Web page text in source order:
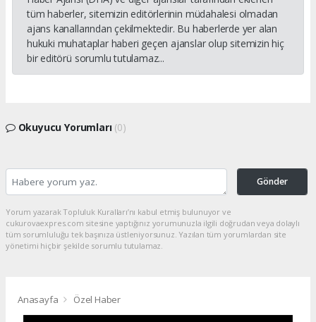
tüm haberler, sitemizin editörlerinin müdahalesi olmadan
ajans kanallarından çekilmektedir. Bu haberlerde yer alan
hukuki muhataplar haberi geçen ajanslar olup sitemizin hiç
bir editörü sorumlu tutulamaz...
Okuyucu Yorumları (0)
Gönder
Yorum yazarak Topluluk Kuralları’nı kabul etmiş bulunuyor ve
cukurovaexpres.com sitesine yaptığınız yorumunuzla ilgili doğrudan veya dolaylı
tüm sorumluluğu tek başınıza üstleniyorsunuz. Yazılan tüm yorumlardan site
yönetimi hiçbir şekilde sorumlu tutulamaz.
Anasayfa Özel Haber